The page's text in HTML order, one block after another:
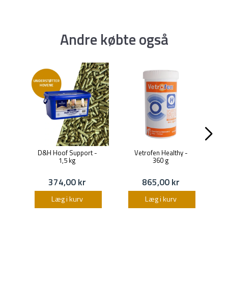
Andre købte også
D&H Hoof Support -
1,5 kg
374,00 kr
Læg i kurv
Vetrofen Healthy -
360 g
865,00 kr
Læg i kurv